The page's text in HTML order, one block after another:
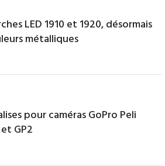
LED 1910 et 1920, désormais
métalliques
pour caméras GoPro Peli
GP2